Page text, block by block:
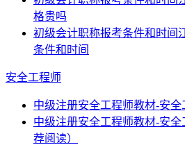
格贵吗
初级会计职称报考条件和时间
条件和时间
安全工程师
中级注册安全工程师教材-安
中级注册安全工程师教材-安
荐阅读）